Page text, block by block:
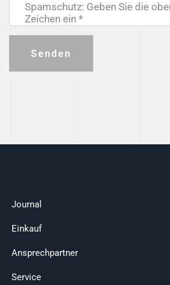
Spamschutz: Geben Sie die
Zeichen ein *
Senden
Journal
Einkauf
Ansprechpartner
Service